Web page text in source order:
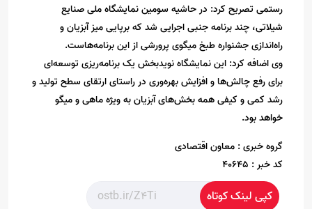
رستمی تصریح کرد: در حاشیه سومین نمایشگاه ملی صنایع
شیلاتی، چند برنامه جنبی اجرایی شد که برپایی میز آبزیان و‌
راه‌اندازی جشنواره طبخ میگوی پرورشی از این برنامه‌هاست.
وی اضافه کرد: این نمایشگاه نویدبخش یک برنامه‌ریزی توسعه‌ای
برای رفع چالش‌ها و افزایش بهره‌وری در راستای ارتقای سطح تولید و
رشد کمی و کیفی همه بخش‌های آبزیان به ویژه ماهی و میگو
خواهد بود.
گروه خبری : معاون اقتصادی
کد خبر : 40645
کپی لینک کوتاه